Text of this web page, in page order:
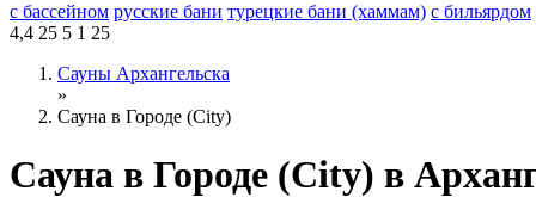
с бассейном русские бани турецкие бани (хаммам) с бильярдом
4,4 25 5 1 25
Сауны Архангельска
»
Сауна в Городе (City)
Сауна в Городе (City) в